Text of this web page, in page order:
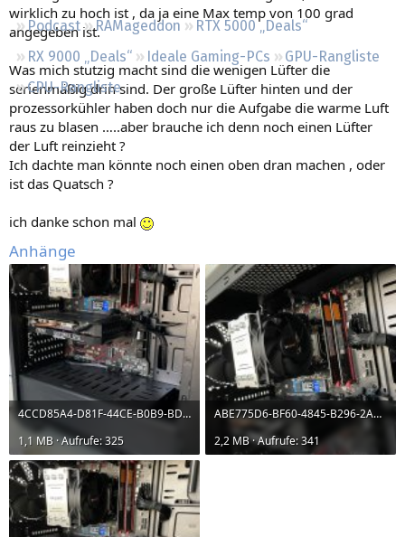
Podcast RAMageddon
RTX 5000 „Deals“
RX 9000 „Deals“
Ideale Gaming-PCs
GPU-Rangliste
CPU-Rangliste
wirklich zu hoch ist , da ja eine Max temp von 100 grad
angegeben ist.
Was mich stutzig macht sind die wenigen Lüfter die
serienmäßig drin sind. Der große Lüfter hinten und der
prozessorkühler haben doch nur die Aufgabe die warme Luft
raus zu blasen …..aber brauche ich denn noch einen Lüfter
der Luft reinzieht ?
Ich dachte man könnte noch einen oben dran machen , oder
ist das Quatsch ?
ich danke schon mal
Anhänge
4CCD85A4-D81F-44CE-B0B9-BD5FFCC44287.jpeg
1,1 MB · Aufrufe: 325
ABE775D6-BF60-4845-B296-2A0FC76E69AB.jpeg
2,2 MB · Aufrufe: 341